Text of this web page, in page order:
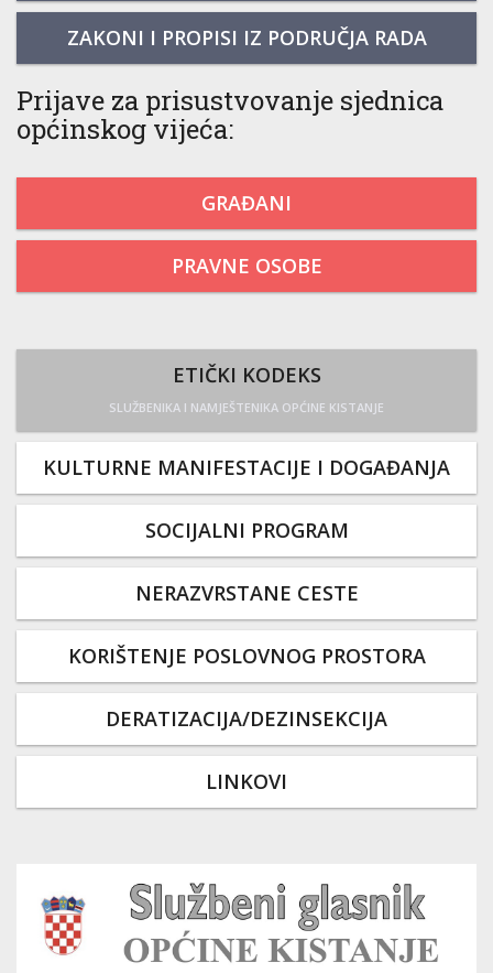
ZAKONI I PROPISI IZ PODRUČJA RADA
Prijave za prisustvovanje sjednica
općinskog vijeća:
GRAĐANI
PRAVNE OSOBE
ETIČKI KODEKS
SLUŽBENIKA I NAMJEŠTENIKA OPĆINE KISTANJE
KULTURNE MANIFESTACIJE I DOGAĐANJA
SOCIJALNI PROGRAM
NERAZVRSTANE CESTE
KORIŠTENJE POSLOVNOG PROSTORA
DERATIZACIJA/DEZINSEKCIJA
LINKOVI